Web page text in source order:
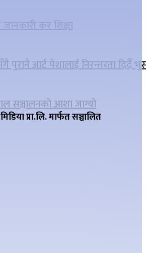
कर शिक्षा
पुरानै आर्ट पेशालाई निरन्तरता दिदैँ
सञ्चालनको आशा जाग्यो
प्रा.लि. मार्फत सञ्चालित